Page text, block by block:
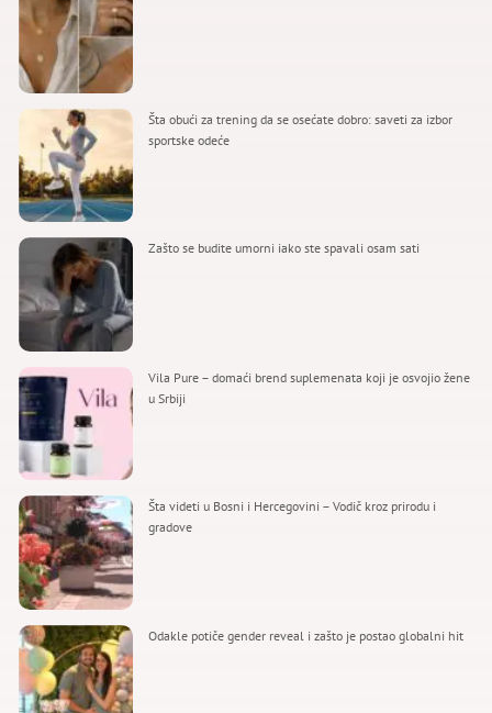
Šta obući za trening da se osećate dobro: saveti za izbor
sportske odeće
Zašto se budite umorni iako ste spavali osam sati
Vila Pure – domaći brend suplemenata koji je osvojio žene
u Srbiji
Šta videti u Bosni i Hercegovini – Vodič kroz prirodu i
gradove
Odakle potiče gender reveal i zašto je postao globalni hit